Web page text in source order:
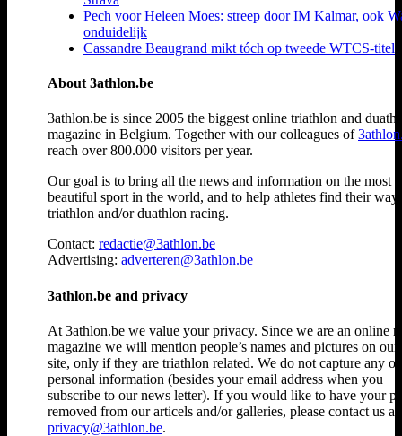
Pech voor Heleen Moes: streep door IM Kalmar, ook
onduidelijk
Cassandre Beaugrand mikt tóch op tweede WTCS-titel
About 3athlon.be
3athlon.be is since 2005 the biggest online triathlon and
magazine in Belgium. Together with our colleagues of
reach over 800.000 visitors per year.
Our goal is to bring all the news and information on the most
beautiful sport in the world, and to help athletes find their way
triathlon and/or duathlon racing.
Contact: redactie@3athlon.be
Advertising: adverteren@3athlon.be
3athlon.be and privacy
At 3athlon.be we value your privacy. Since we are an online
magazine we will mention people’s names and pictures on
site, only if they are triathlon related. We do not capture any
personal information (besides your email address when you
subscribe to our news letter). If you would like to have your
removed from our articels and/or galleries, please contact us at
privacy@3athlon.be.